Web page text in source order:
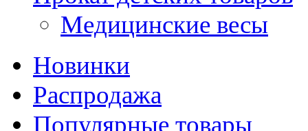
Медицинские весы
Новинки
Распродажа
Популярные товары